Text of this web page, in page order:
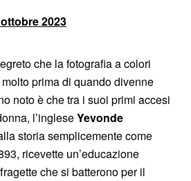
2023
che la fotografia a colori
prima di quando divenne
noto è che tra i suoi primi accesi
l’ingleseYevonde
storia semplicemente come
ricevette un’educazione
che si batterono per il